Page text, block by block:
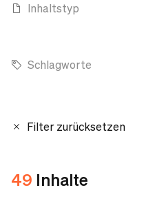
Inhaltstyp
Schlagworte
Filter zurücksetzen
49 Inhalte